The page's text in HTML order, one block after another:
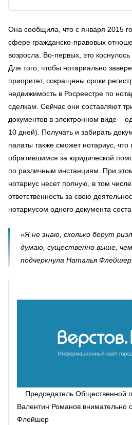
Она сообщила, что с января 2015
сфере гражданско-правовых
возросла. Во-первых, это
Для того, чтобы нотариально
приоритет, сокращены сроки
недвижимость в Росреестре по
сделкам. Сейчас они составляют
документов в электронном виде –
10 дней). Получать и забирать
палаты также сможет нотариус,
обратившимся за юридической
по различным инстанциям. При
нотариус несет полную, в том
ответственность за свою
нотариусом одного документа
«Я не знаю, сколько берут
думаю, существенно выше,
подчеркнула Наталья Флейшер.
Председатель Общественной
Валентин Романов внимательно
Флейшер